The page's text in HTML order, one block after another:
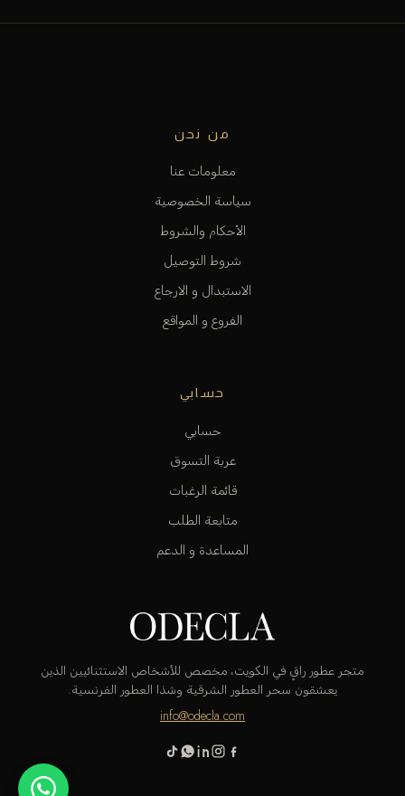
من نحن
معلومات عنا
سياسة الخصوصية
الأحكام والشروط
شروط التوصيل
الاستبدال و الارجاع
الفروع و المواقع
حسابي
حسابي
عربة التسوق
قائمة الرغبات
متابعة الطلب
المساعدة و الدعم
متجر عطور راقٍ في الكويت، مخصص للأشخاص الاستثنائيين الذين
يعشقون سحر العطور الشرقية وشذا العطور الفرنسية.
info@odecla.com